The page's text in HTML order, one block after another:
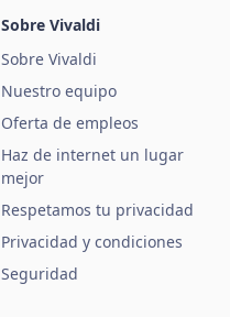
Sobre Vivaldi
Sobre Vivaldi
Nuestro equipo
Oferta de empleos
Haz de internet un lugar
mejor
Respetamos tu privacidad
Privacidad y condiciones
Seguridad